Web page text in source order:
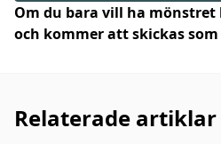
Om du bara vill ha mönstret
och kommer att skickas som
Relaterade artiklar